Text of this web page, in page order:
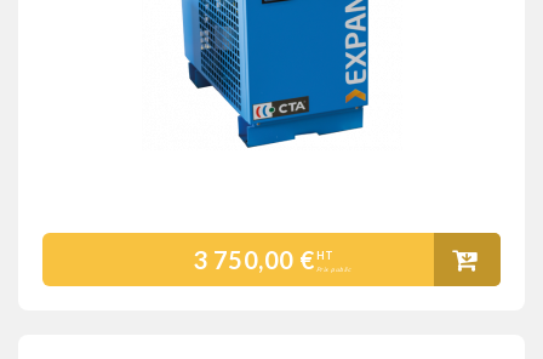
3 750,00 €HT
Prix public